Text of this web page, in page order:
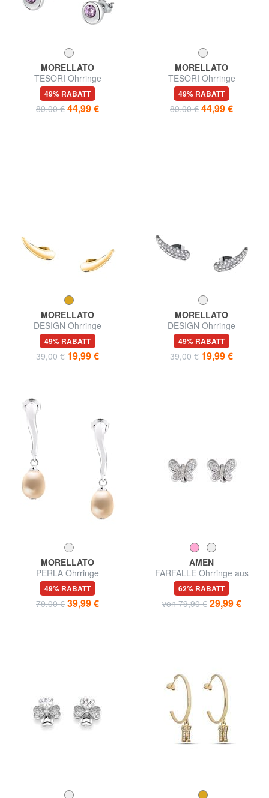
MORELLATO
TESORI Ohrringe
49% RABATT
89,00 € 44,99 €
MORELLATO
TESORI Ohrringe
49% RABATT
89,00 € 44,99 €
MORELLATO
DESIGN Ohrringe
49% RABATT
39,00 € 19,99 €
MORELLATO
DESIGN Ohrringe
49% RABATT
39,00 € 19,99 €
MORELLATO
PERLA Ohrringe
49% RABATT
79,00 € 39,99 €
AMEN
FARFALLE Ohrringe aus
weißem Zirkon-Silber
62% RABATT
von 79,90 € 29,99 €